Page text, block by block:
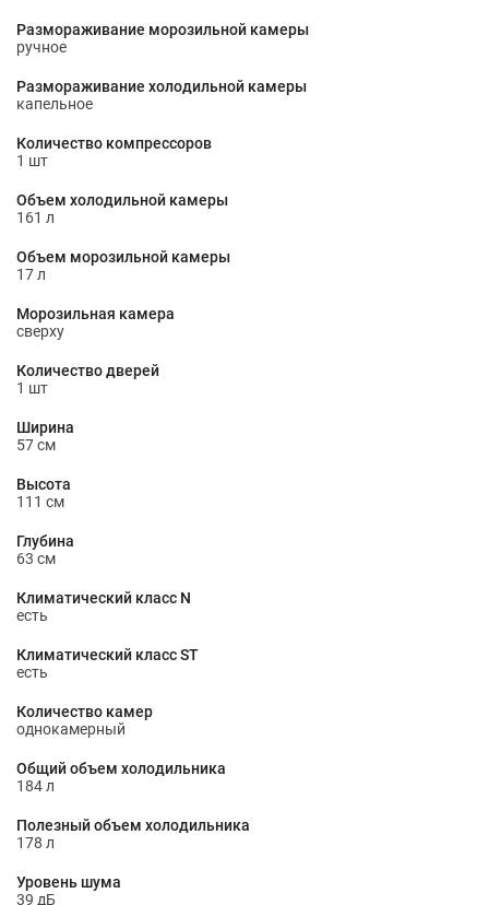
Размораживание морозильной камеры
ручное
Размораживание холодильной камеры
капельное
Количество компрессоров
1 шт
Объем холодильной камеры
161 л
Объем морозильной камеры
17 л
Морозильная камера
сверху
Количество дверей
1 шт
Ширина
57 см
Высота
111 см
Глубина
63 см
Климатический класс N
есть
Климатический класс ST
есть
Количество камер
однокамерный
Общий объем холодильника
184 л
Полезный объем холодильника
178 л
Уровень шума
39 дБ